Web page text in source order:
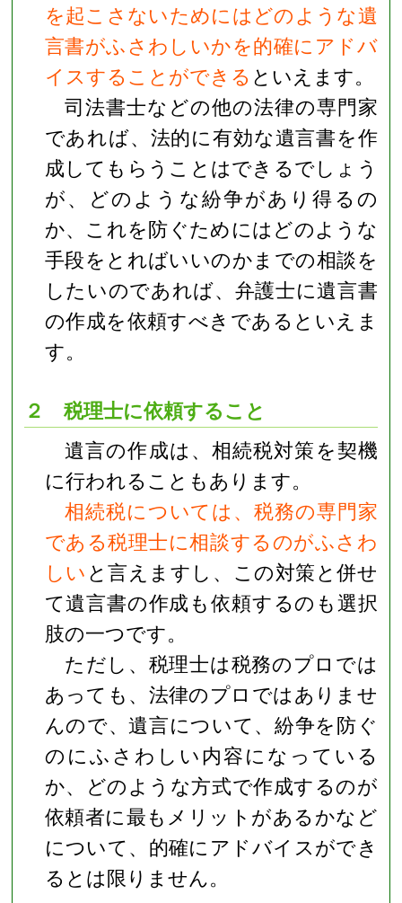
を起こさないためにはどのような遺
言書がふさわしいかを的確にアドバ
イスすることができる といえます。
司法書士などの他の法律の専門家
であれば、法的に有効な遺言書を作
成してもらうことはできるでしょう
が、どのような紛争があり得るの
か、これを防ぐためにはどのような
手段をとればいいのかまでの相談を
したいのであれば、弁護士に遺言書
の作成を依頼すべきであるといえま
す。
２ 税理士に依頼すること
遺言の作成は、相続税対策を契機
に行われることもあります。
相続税については、税務の専門家
である税理士に相談するのがふさわ
しい と言えますし、この対策と併せ
て遺言書の作成も依頼するのも選択
肢の一つです。
ただし、税理士は税務のプロでは
あっても、法律のプロではありませ
んので、遺言について、紛争を防ぐ
のにふさわしい内容になっている
か、どのような方式で作成するのが
依頼者に最もメリットがあるかなど
について、的確にアドバイスができ
るとは限りません。